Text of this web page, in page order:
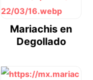
Mariachis en
Degollado